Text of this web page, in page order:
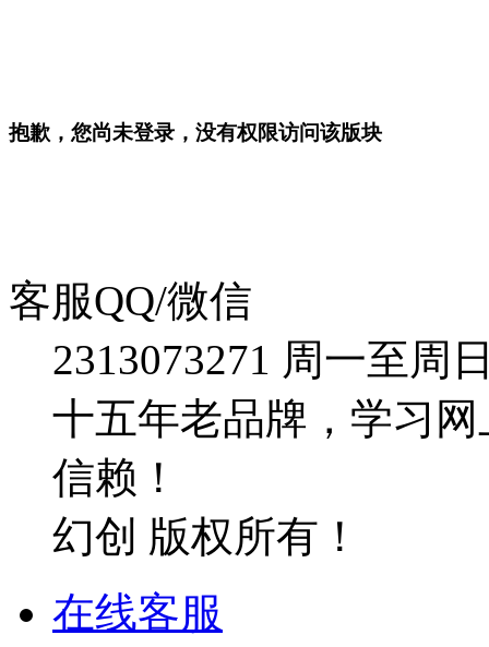
抱歉，您尚未登录，没有权限访问该版块
客服QQ/微信
2313073271 周一至周
十五年老品牌，学习
信赖！
幻创 版权所有！
在线客服